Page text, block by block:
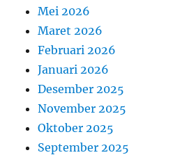
Mei 2026
Maret 2026
Februari 2026
Januari 2026
Desember 2025
November 2025
Oktober 2025
September 2025